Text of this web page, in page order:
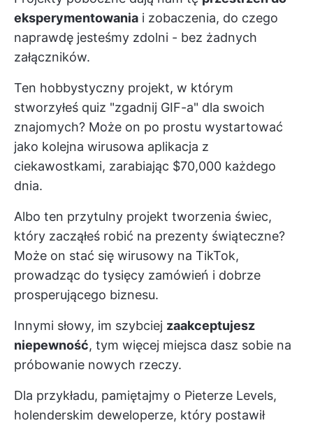
eksperymentowania i zobaczenia, do czego
naprawdę jesteśmy zdolni - bez żadnych
załączników.
Ten hobbystyczny projekt, w którym
stworzyłeś quiz "zgadnij GIF-a" dla swoich
znajomych? Może on po prostu wystartować
jako kolejna wirusowa aplikacja z
ciekawostkami, zarabiając $70,000 każdego
dnia.
Albo ten przytulny projekt tworzenia świec,
który zacząłeś robić na prezenty świąteczne?
Może on stać się wirusowy na TikTok,
prowadząc do tysięcy zamówień i dobrze
prosperującego biznesu.
Innymi słowy, im szybciej zaakceptujesz
niepewność, tym więcej miejsca dasz sobie na
próbowanie nowych rzeczy.
Dla przykładu, pamiętajmy o Pieterze Levels,
holenderskim deweloperze, który postawił